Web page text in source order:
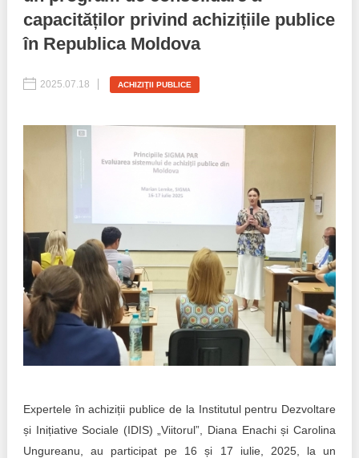
Reports
Institutional Charter IDIS
Announcements
IDIS International Advisory Board
Best parctices
People Watch
National Business Agenda
Democratic process
15 minutes of economic realism
Hybrid power
EU-STRAT bulletin
Transparency of state – owned enterprises
Democracy, independence and transparency of key
public institutions in Moldova
capacităților privind achizițiile publice
în Republica Moldova
2025.07.18 ACHIZIŢII PUBLICE
Expertele în achiziții publice de la Institutul pentru Dezvoltare
și Inițiative Sociale (IDIS) „Viitorul”, Diana Enachi și Carolina
Ungureanu, au participat pe 16 și 17 iulie, 2025, la un